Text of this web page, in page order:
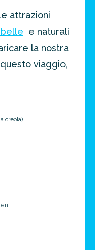
attrazioni
e naturali
la nostra
viaggio,
creola)